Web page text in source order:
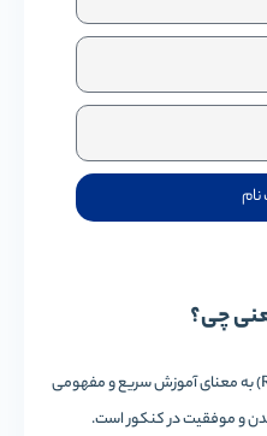
چی؟
رپیتیچ (Rapid + Teach = Rapiteach) به معنای آموزش سریع و مفهومی
شدن و موفقیت در کنکور است.